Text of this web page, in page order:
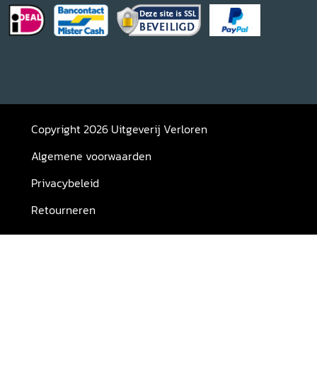
Copyright 2026 Uitgeverij Verloren
Algemene voorwaarden
Privacybeleid
Retourneren